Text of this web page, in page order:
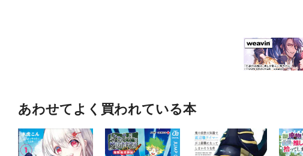
あわせてよく買われている本